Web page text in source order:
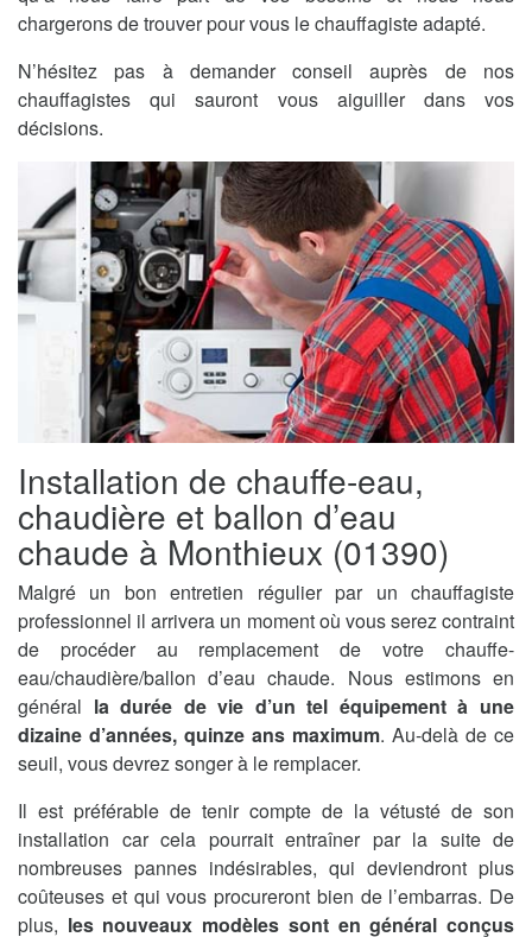
chargerons de trouver pour vous le chauffagiste adapté.
N’hésitez pas à demander conseil auprès de nos
chauffagistes qui sauront vous aiguiller dans vos
décisions.
Installation de chauffe-eau,
chaudière et ballon d’eau
chaude à Monthieux (01390)
Malgré un bon entretien régulier par un chauffagiste
professionnel il arrivera un moment où vous serez contraint
de procéder au remplacement de votre chauffe-
eau/chaudière/ballon d’eau chaude. Nous estimons en
général la durée de vie d’un tel équipement à une
dizaine d’années, quinze ans maximum. Au-delà de ce
seuil, vous devrez songer à le remplacer.
Il est préférable de tenir compte de la vétusté de son
installation car cela pourrait entraîner par la suite de
nombreuses pannes indésirables, qui deviendront plus
coûteuses et qui vous procureront bien de l’embarras. De
plus, les nouveaux modèles sont en général conçus